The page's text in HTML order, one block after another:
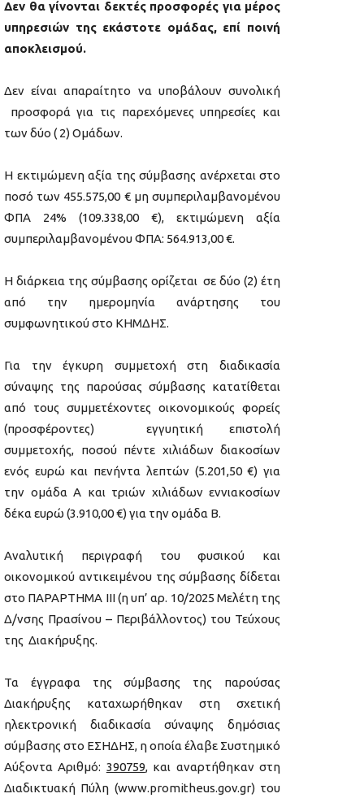
Δεν θα γίνονται δεκτές προσφορές για μέρος
υπηρεσιών της εκάστοτε ομάδας, επί ποινή
αποκλεισμού.
Δεν είναι απαραίτητο να υποβάλουν συνολική
προσφορά για τις παρεχόμενες υπηρεσίες και
των δύο ( 2) Ομάδων.
Η εκτιμώμενη αξία της σύμβασης ανέρχεται στο
ποσό των 455.575,00 € μη συμπεριλαμβανομένου
ΦΠΑ 24% (109.338,00 €), εκτιμώμενη αξία
συμπεριλαμβανομένου ΦΠΑ: 564.913,00 €.
Η διάρκεια της σύμβασης ορίζεται σε δύο (2) έτη
από την ημερομηνία ανάρτησης του
συμφωνητικού στο ΚΗΜΔΗΣ.
Για την έγκυρη συμμετοχή στη διαδικασία
σύναψης της παρούσας σύμβασης κατατίθεται
από τους συμμετέχοντες οικονομικούς φορείς
(προσφέροντες) εγγυητική επιστολή
συμμετοχής, ποσού πέντε χιλιάδων διακοσίων
ενός ευρώ και πενήντα λεπτών (5.201,50 €) για
την ομάδα Α και τριών χιλιάδων εννιακοσίων
δέκα ευρώ (3.910,00 €) για την ομάδα Β.
Αναλυτική περιγραφή του φυσικού και
οικονομικού αντικειμένου της σύμβασης δίδεται
στο ΠΑΡΑΡΤΗΜΑ ΙΙΙ (η υπ’ αρ. 10/2025 Μελέτη της
Δ/νσης Πρασίνου – Περιβάλλοντος) του Τεύχους
της Διακήρυξης.
Τα έγγραφα της σύμβασης της παρούσας
Διακήρυξης καταχωρήθηκαν στη σχετική
ηλεκτρονική διαδικασία σύναψης δημόσιας
σύμβασης στο ΕΣΗΔΗΣ, η οποία έλαβε Συστημικό
Αύξοντα Αριθμό: 390759, και αναρτήθηκαν στη
Διαδικτυακή Πύλη (www.promitheus.gov.gr) του